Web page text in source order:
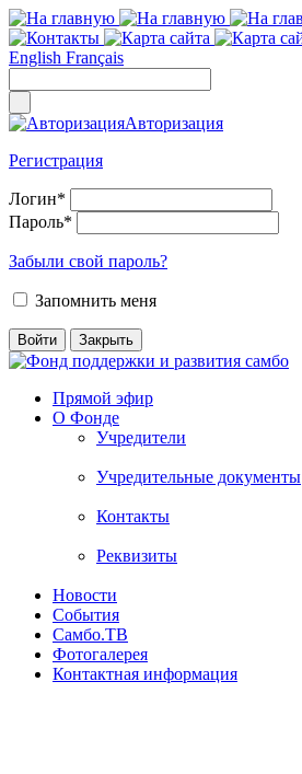
English Français
Авторизация
Регистрация
Логин*
Пароль*
Забыли свой пароль?
Запомнить меня
Прямой эфир
О Фонде
Учредители
Учредительные документы
Контакты
Реквизиты
Новости
События
Самбо.ТВ
Фотогалерея
Контактная информация